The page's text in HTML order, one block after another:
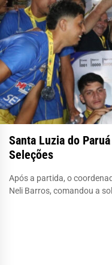
Santa Luzia do
Seleções
Após a partida, o
Neli Barros, comandou a